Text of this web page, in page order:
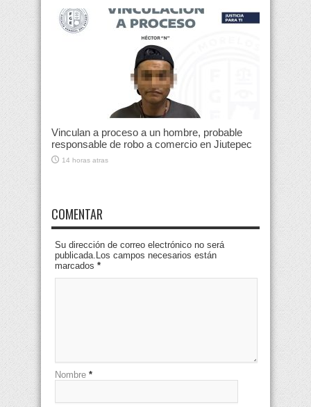
Vinculan a proceso a un hombre, probable
responsable de robo a comercio en Jiutepec
14 horas atras
COMENTAR
Su dirección de correo electrónico no será
publicada.Los campos necesarios están
marcados *
Nombre *